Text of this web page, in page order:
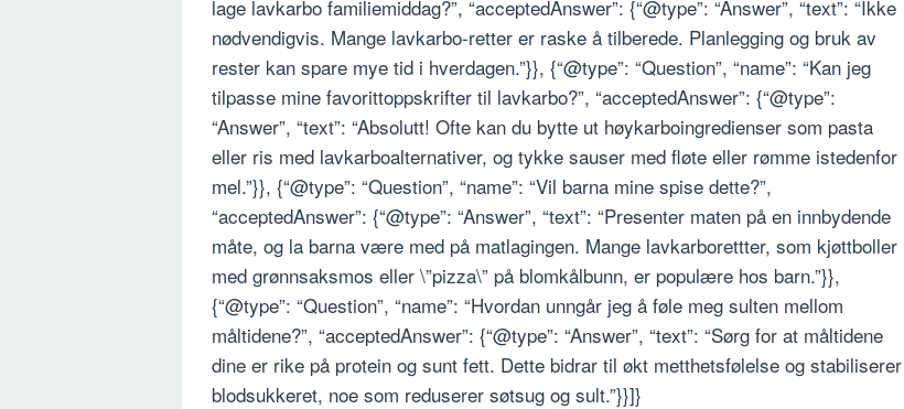
lage lavkarbo familiemiddag?”, “acceptedAnswer”: {“@type”: “Answer”, “text”: “Ikke
nødvendigvis. Mange lavkarbo-retter er raske å tilberede. Planlegging og bruk av
rester kan spare mye tid i hverdagen.”}}, {“@type”: “Question”, “name”: “Kan jeg
tilpasse mine favorittoppskrifter til lavkarbo?”, “acceptedAnswer”: {“@type”:
“Answer”, “text”: “Absolutt! Ofte kan du bytte ut høykarboingredienser som pasta
eller ris med lavkarboalternativer, og tykke sauser med fløte eller rømme istedenfor
mel.”}}, {“@type”: “Question”, “name”: “Vil barna mine spise dette?”,
“acceptedAnswer”: {“@type”: “Answer”, “text”: “Presenter maten på en innbydende
måte, og la barna være med på matlagingen. Mange lavkarborettter, som kjøttboller
med grønnsaksmos eller \”pizza\” på blomkålbunn, er populære hos barn.”}},
{“@type”: “Question”, “name”: “Hvordan unngår jeg å føle meg sulten mellom
måltidene?”, “acceptedAnswer”: {“@type”: “Answer”, “text”: “Sørg for at måltidene
dine er rike på protein og sunt fett. Dette bidrar til økt metthetsfølelse og stabiliserer
blodsukkeret, noe som reduserer søtsug og sult.”}}]}